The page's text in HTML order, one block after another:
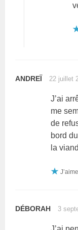
ANDREÏ 22 juillet
J’ai
me
de
bord
la
J’aime
DÉBORAH 3